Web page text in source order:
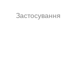
Застосування